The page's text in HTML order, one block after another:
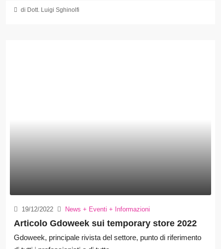
di Dott. Luigi Sghinolfi
19/12/2022 News + Eventi + Informazioni
Articolo Gdoweek sui temporary store 2022
Gdoweek, principale rivista del settore, punto di riferimento